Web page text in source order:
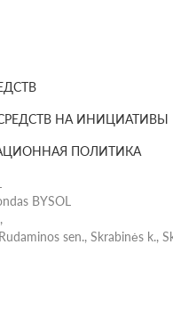
НА ИНИЦИАТИВЫ
ПОЛИТИКА
BYSOL
sen., Skrabinės k.,